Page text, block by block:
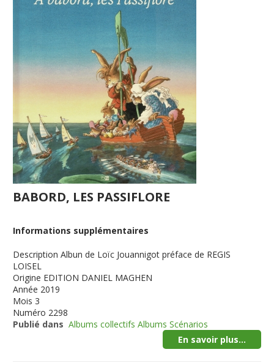
BABORD, LES PASSIFLORE
Informations supplémentaires
Description Albun de Loïc Jouannigot préface de REGIS
LOISEL
Origine EDITION DANIEL MAGHEN
Année 2019
Mois 3
Numéro 2298
Publié dans Albums collectifs Albums Scénarios
En savoir plus...